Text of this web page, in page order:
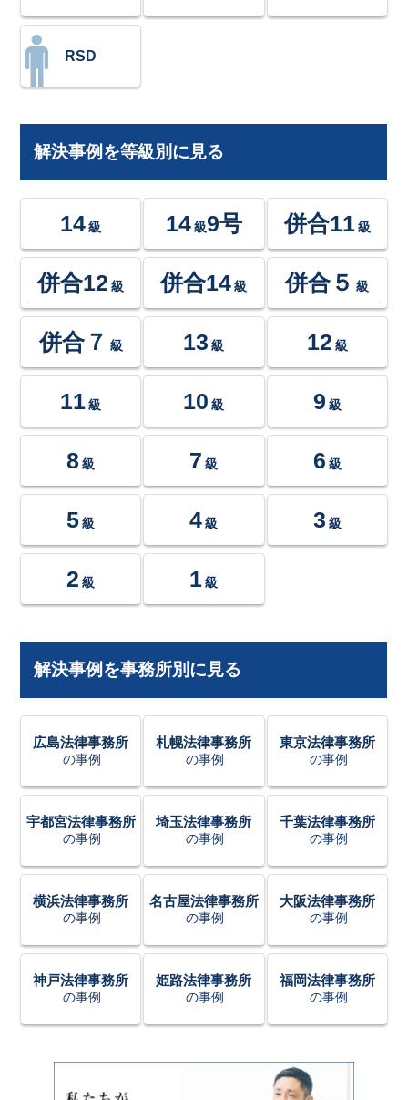
RSD
解決事例を等級別に見る
14 級 14級9号 併合11 級
併合12 級 併合14 級 併合５ 級
併合７ 級 13 級 12 級
11 級 10 級 9 級
8 級 7 級 6 級
5 級 4 級 3 級
2 級 1 級
解決事例を事務所別に見る
広島法律事務所
の事例
札幌法律事務所
の事例
東京法律事務所
の事例
宇都宮法律事務所
の事例
埼玉法律事務所
の事例
千葉法律事務所
の事例
横浜法律事務所
の事例
名古屋法律事務所
の事例
大阪法律事務所
の事例
神戸法律事務所
の事例
姫路法律事務所
の事例
福岡法律事務所
の事例